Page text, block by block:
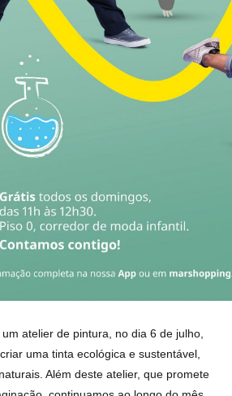
atelier de pintura, no dia 6 de julho,
uma tinta ecológica e sustentável,
Além deste atelier, que promete